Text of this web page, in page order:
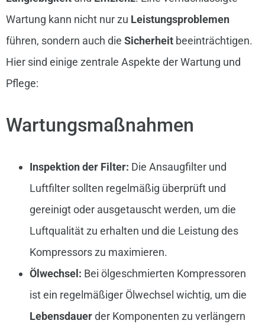
Wartung kann nicht nur zu Leistungsproblemen
führen, sondern auch die Sicherheitbeeinträchtigen.
Hier sind einige zentrale Aspekte der Wartung und
Pflege:
Wartungsmaßnahmen
Inspektion der Filter: Die Ansaugfilter und
Luftfilter sollten regelmäßig überprüft und
gereinigt oder ausgetauscht werden, um die
Luftqualität zu erhalten und die Leistung des
Kompressors zu maximieren.
Ölwechsel: Bei ölgeschmierten Kompressoren
ist ein regelmäßiger Ölwechsel wichtig, um die
Lebensdauerder Komponenten zu verlängern